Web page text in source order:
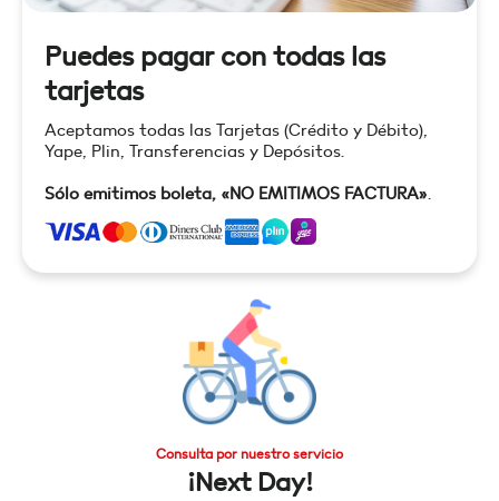
Puedes pagar con todas las
tarjetas
Aceptamos todas las Tarjetas (Crédito y Débito),
Yape, Plin, Transferencias y Depósitos.
Sólo emitimos boleta, «NO EMITIMOS FACTURA».
Consulta por nuestro servicio
¡Next Day!